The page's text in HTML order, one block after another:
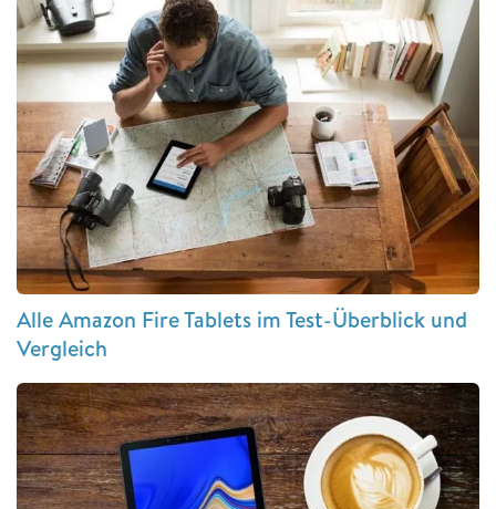
Alle Amazon Fire Tablets im Test-Überblick und
Vergleich